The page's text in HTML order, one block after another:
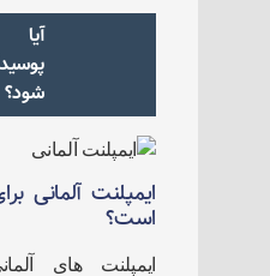
شود؟
ایمپلنت آلمانی
است؟
ایمپلنت های